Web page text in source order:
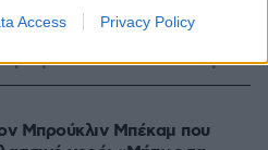
Access Privacy Policy
Σχολιασμένα
Μπρούκλιν Μπέκαμ που